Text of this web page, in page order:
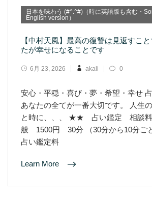
日本を味わう (#^.^#)（時に英語版も含む・
English version）
【中村天風】最高の復讐は見返すこ
たが幸せになることです
6月 23, 2026 akali 0
安心・平穏・喜び・夢・希望・幸せ
あなたの全てが一番大切です。 人
と時に、、、 ★★ 占い鑑定 相談
般 1500円 30分 （30分から10分ごと
占い鑑定料
Learn More